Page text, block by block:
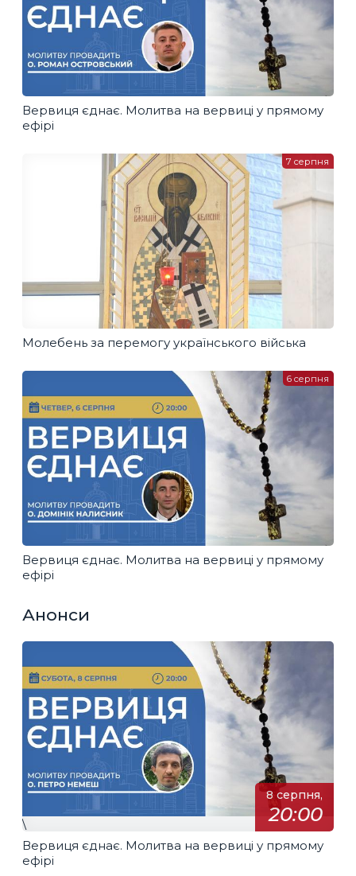
Вервиця єднає. Молитва на вервиці у прямому
ефірі
Молебень за перемогу українського війська
7 серпня
Вервиця єднає. Молитва на вервиці у прямому
ефірі
6 серпня
Анонси
8 серпня,
20:00
\
Вервиця єднає. Молитва на вервиці у прямому
ефірі